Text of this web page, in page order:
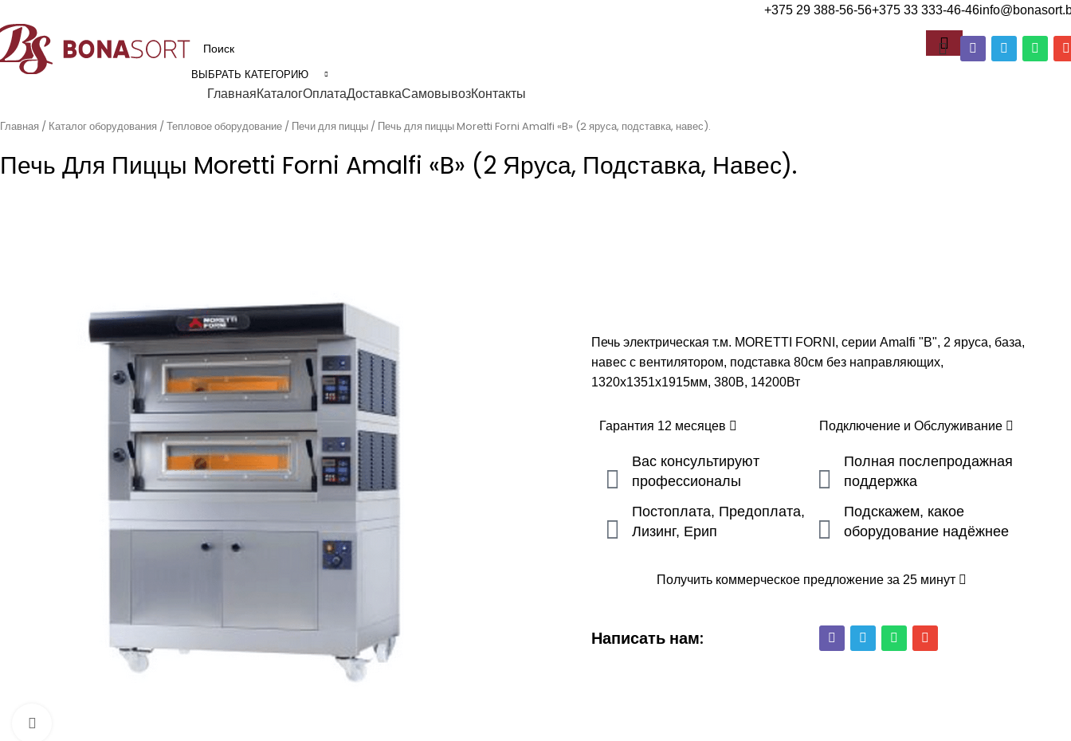
+375 29 388-56-56+375 33 333-46-46
ВЫБРАТЬ КАТЕГОРИЮ
ГлавнаяКаталогОплатаДоставкаСамовывозКонтакты
Главная Каталог оборудования Тепловое оборудование Печи для пиццы Печь для пиццы Moretti Forni Amalfi «B» (2 яруса, подставка, навес).
Печь Для Пиццы Moretti Forni Amalfi «B» (2 Яруса, Подставка, Навес).
Печь электрическая т.м. MORETTI FORNI, серии Amalfi "B", 2 яруса, база,
навес с вентилятором, подставка 80см без направляющих,
1320x1351x1915мм, 380В, 14200Вт
Гарантия 12 месяцев Подключение и Обслуживание
Вас консультируют
профессионалы
Постоплата, Предоплата,
Лизинг, Ерип
Полная послепродажная
поддержка
Подскажем, какое
оборудование надёжнее
Получить коммерческое предложение за 25 минут
Написать нам: